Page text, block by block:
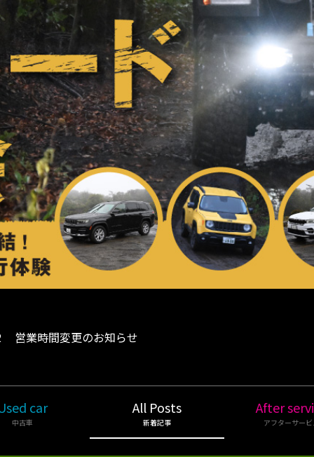
営業時間変更のお知らせ
car
中古車
All Posts
新着記事
After
アフターサー